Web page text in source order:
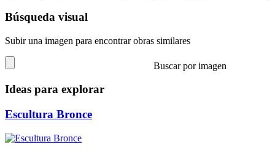
Búsqueda visual
Subir una imagen para encontrar obras similares
Buscar por imagen
Ideas para explorar
Escultura Bronce